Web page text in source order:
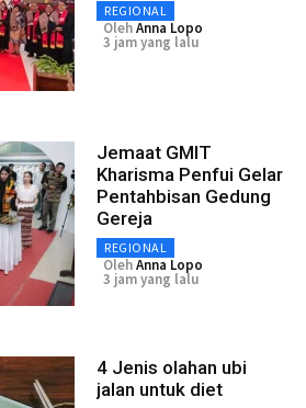
REGIONAL
OlehAnna Lopo
3 jam yang lalu
Jemaat GMIT
Kharisma Penfui Gelar
Pentahbisan Gedung
Gereja
REGIONAL
OlehAnna Lopo
3 jam yang lalu
4 Jenis olahan ubi
jalan untuk diet